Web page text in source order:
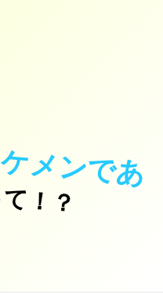
！？